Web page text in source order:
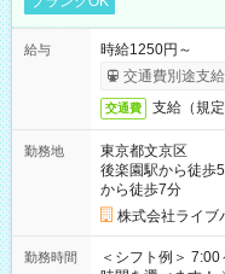
給与
時給1250円～
交通費別途支
交通費 支給（規定
勤務地
東京都文京区
後楽園駅から徒歩
から徒歩7分
株式会社ライブ
勤務時間
＜シフト例＞ 7:00～23:00